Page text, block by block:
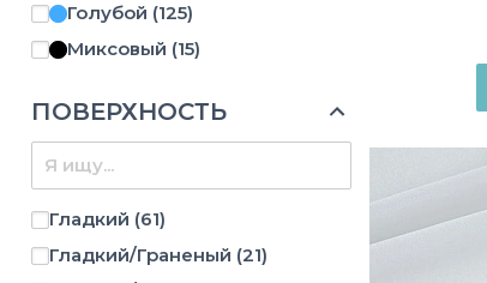
Голубой (125)
Миксовый (15)
ПОВЕРХНОСТЬ
Гладкий (61)
Гладкий/Граненый (21)